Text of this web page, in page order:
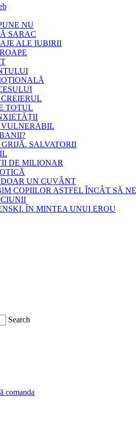
NU
SARAC
ALE IUBIRII
TOTUL
VULNERABIL
SALVATORII
DE MILIONAR
DOAR UN CUVÂNT
COPIILOR ASTFEL ÎNCÂT SĂ
ÎN MINTEA UNUI EROU
Search
comanda